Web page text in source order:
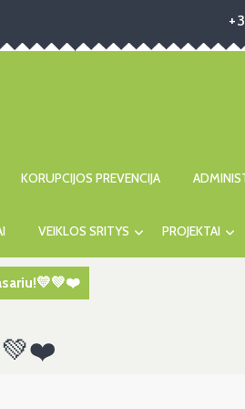
KORUPCIJOS PREVENCIJA
VEIKLOS SRITYS PROJEKTAI